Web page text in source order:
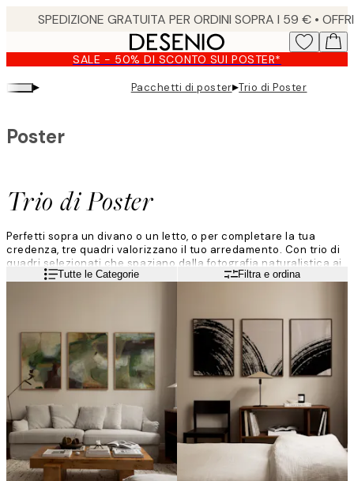
content.
SALE - 50% DI SCONTO SUI POSTER*
▸ Pacchetti di poster▸Trio di Poster
Trio di Poster
Poster
Perfetti sopra un divano o un letto, o per completare la tua
credenza, tre quadri valorizzano il tuo arredamento. Con trio di
quadri selezionati che spaziano dalla fotografia naturalistica ai
paesaggi e agli astratti, in diverse palette di colori, c'è qualcosa
Leggi di piùTutte le Categorie Filtra e ordina